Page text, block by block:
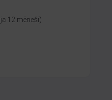
12 mēneši)